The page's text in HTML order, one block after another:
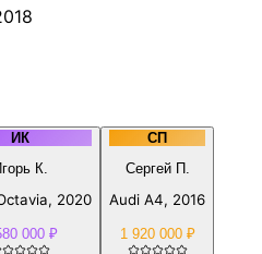
ИК
К.
2020
000 ₽
СП
Сергей П.
Audi A4, 2016
1 920 000 ₽